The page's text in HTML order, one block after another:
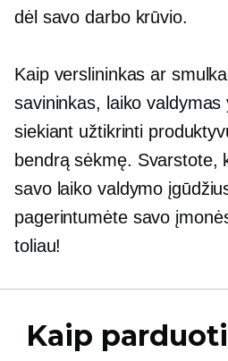
dėl savo darbo krūvio.
Kaip verslininkas ar
savininkas, laiko
siekiant užtikrinti
bendrą sėkmę. Svarstote,
savo laiko valdymo
pagerintumėte savo
toliau!
Kaip